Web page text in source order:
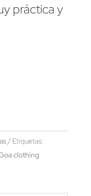
práctica y
Etiquetas:
clothing